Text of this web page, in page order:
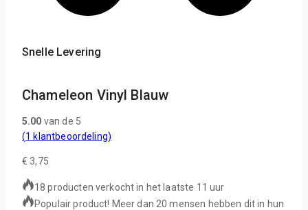
Snelle Levering
Chameleon Vinyl Blauw
5.00 van de 5
(1 klantbeoordeling)
€ 3,75
18 producten verkocht in het laatste 11 uur
Populair product! Meer dan 20 mensen hebben dit in hun